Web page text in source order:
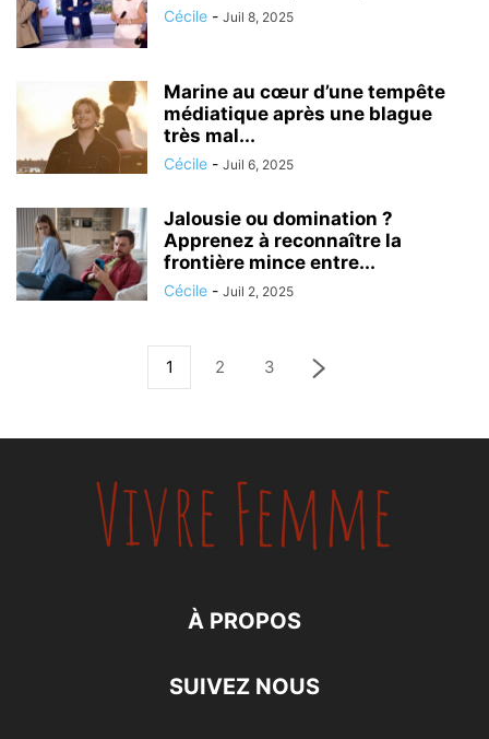
Cécile - Juil 8, 2025
Marine au cœur d’une tempête
médiatique après une blague
très mal...
Cécile - Juil 6, 2025
Jalousie ou domination ?
Apprenez à reconnaître la
frontière mince entre...
Cécile - Juil 2, 2025
1 2 3
À PROPOS
SUIVEZ NOUS